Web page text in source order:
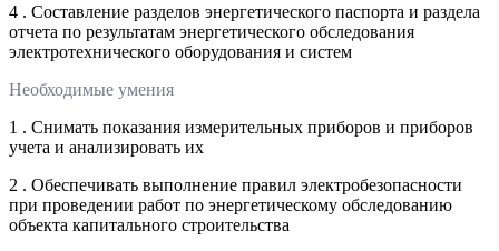
4 . Составление разделов энергетического паспорта и раздела
отчета по результатам энергетического обследования
электротехнического оборудования и систем
Необходимые умения
1 . Снимать показания измерительных приборов и приборов
учета и анализировать их
2 . Обеспечивать выполнение правил электробезопасности
при проведении работ по энергетическому обследованию
объекта капитального строительства